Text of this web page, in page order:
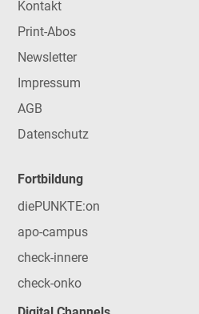
Kontakt
Print-Abos
Newsletter
Impressum
AGB
Datenschutz
Fortbildung
diePUNKTE:on
apo-campus
check-innere
check-onko